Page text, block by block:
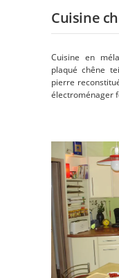
Cuisine
Cuisine en
plaqué chêne
pierre
électroménager